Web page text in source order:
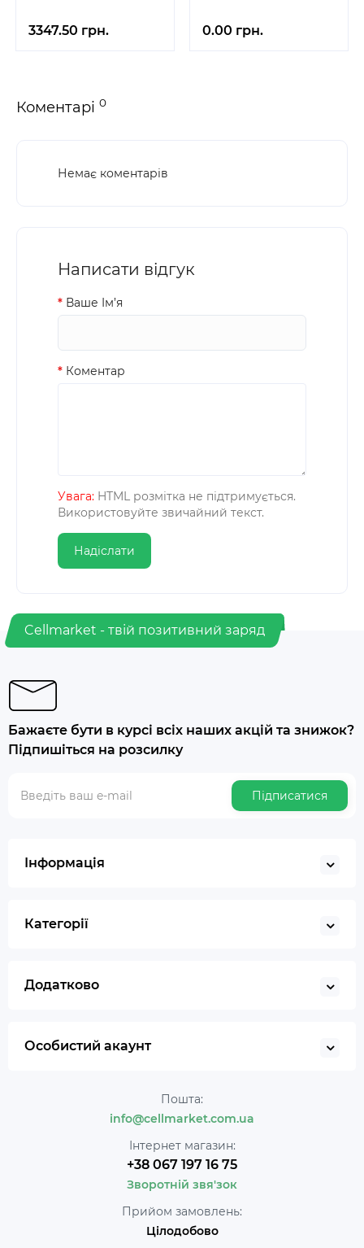
3347.50 грн. 0.00 грн.
Коментарі 0
Немає коментарів
Написати відгук
Ваше Iм’я
Коментар
Увага: HTML розмітка не підтримується.
Використовуйте звичайний текст.
Надіслати
Cellmarket - твій позитивний заряд
Бажаєте бути в курсі всіх наших акцій та знижок?
Підпишіться на розсилку
Підписатися
Інформація
Категорії
Додатково
Особистий акаунт
Пошта:
info@cellmarket.com.ua
Інтернет магазин:
+38 067 197 16 75
Зворотній звя'зок
Прийом замовлень:
Цілодобово